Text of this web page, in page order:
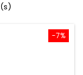
-7%